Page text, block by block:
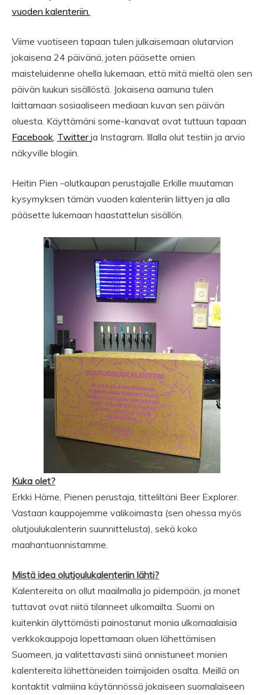
vuoden kalenteriin.
Viime vuotiseen tapaan tulen julkaisemaan olutarvion
jokaisena 24 päivänä, joten pääsette omien
maisteluidenne ohella lukemaan, että mitä mieltä olen sen
päivän luukun sisällöstä. Jokaisena aamuna tulen
laittamaan sosiaaliseen mediaan kuvan sen päivän
oluesta. Käyttämäni some-kanavat ovat tuttuun tapaan
Facebook, Twitterja Instagram. Illalla olut testiin ja arvio
näkyville blogiin.
Heitin Pien -olutkaupan perustajalle Erkille muutaman
kysymyksen tämän vuoden kalenteriin liittyen ja alla
pääsette lukemaan haastattelun sisällön.
Kuka olet?
Erkki Häme, Pienen perustaja, titteliltäni Beer Explorer.
Vastaan kauppojemme valikoimasta (sen ohessa myös
olutjoulukalenterin suunnittelusta), sekä koko
maahantuonnistamme.
Mistä idea olutjoulukalenteriin lähti?
Kalentereita on ollut maailmalla jo pidempään, ja monet
tuttavat ovat niitä tilanneet ulkomailta. Suomi on
kuitenkin älyttömästi painostanut monia ulkomaalaisia
verkkokauppoja lopettamaan oluen lähettämisen
Suomeen, ja valitettavasti siinä onnistuneet monien
kalentereita lähettäneiden toimijoiden osalta. Meillä on
kontaktit valmiina käytännössä jokaiseen suomalaiseen